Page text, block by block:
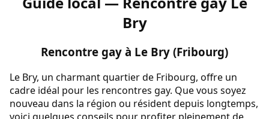
Bry
Rencontre gay à Le Bry (Fribourg)
Le Bry, un charmant quartier de Fribourg, offre un
cadre idéal pour les rencontres gay. Que vous soyez
nouveau dans la région ou résident depuis longtemps,
voici quelques conseils pour profiter pleinement de